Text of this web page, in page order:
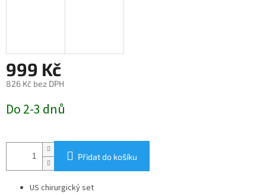
999 Kč
826 Kč bez DPH
cena:
Do 2-3 dnů
Přidat do košíku
US chirurgický set